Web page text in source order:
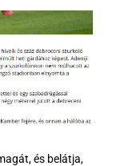
és belátja,